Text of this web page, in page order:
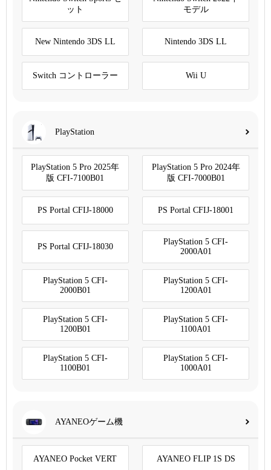
ット
モデル
New Nintendo 3DS LL Nintendo 3DS LL
Switch コントローラー Wii U
PlayStation
PlayStation 5 Pro 2025年
版 CFI-7100B01
PlayStation 5 Pro 2024年
版 CFI-7000B01
PS Portal CFIJ-18000 PS Portal CFIJ-18001
PS Portal CFIJ-18030
PlayStation 5 CFI-
2000A01
PlayStation 5 CFI-
2000B01
PlayStation 5 CFI-
1200A01
PlayStation 5 CFI-
1200B01
PlayStation 5 CFI-
1100A01
PlayStation 5 CFI-
1100B01
PlayStation 5 CFI-
1000A01
AYANEOゲーム機
AYANEO Pocket VERT AYANEO FLIP 1S DS